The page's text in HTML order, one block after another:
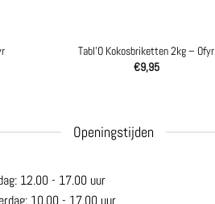
Tabl’O Kokosbriketten 2kg – Ofyr
€9,95
Openingstijden
12.00 - 17.00 uur
10.00 - 17.00 uur